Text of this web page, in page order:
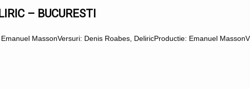
– BUCURESTI
MassonVersuri: Denis Roabes, DeliricProductie: Emanuel